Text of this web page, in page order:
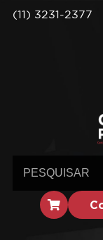
(11) 3231-2377